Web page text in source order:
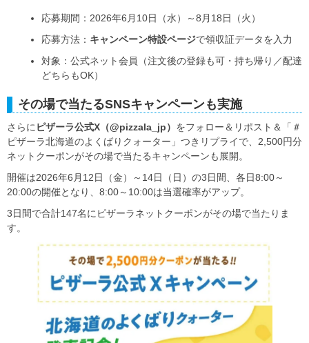
応募期間：2026年6月10日（水）～8月18日（火）
応募方法： キャンペーン特設ページで領収証データを入力
対象：公式ネット会員（注文後の登録も可・持ち帰り／配達
どちらもOK）
その場で当たるSNSキャンペーンも実施
さらに ピザーラ公式X（@pizzala_jp） をフォロー＆リポスト＆「＃
ピザーラ北海道のよくばりクォーター」つきリプライで、2,500円分
ネットクーポンがその場で当たるキャンペーンも展開。
開催は2026年6月12日（金）～14日（日）の3日間、各日8:00～
20:00の開催となり、8:00～10:00は当選確率がアップ。
3日間で合計147名にピザーラネットクーポンがその場で当たりま
す。